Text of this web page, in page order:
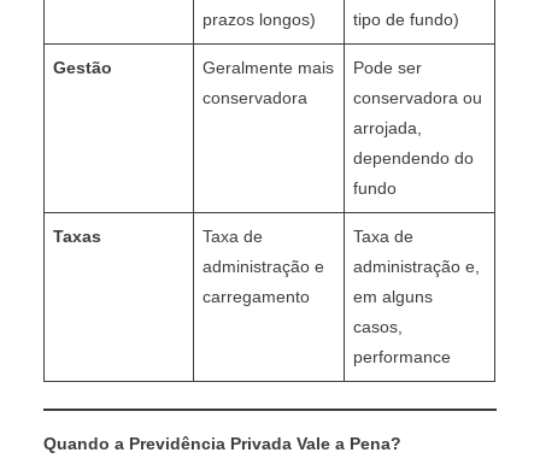
prazos longos)
tipo de fundo)
Gestão
Geralmente mais
conservadora
Pode ser
conservadora ou
arrojada,
dependendo do
fundo
Taxas
Taxa de
administração e
carregamento
Taxa de
administração e,
em alguns
casos,
performance
Quando a Previdência Privada Vale a Pena?